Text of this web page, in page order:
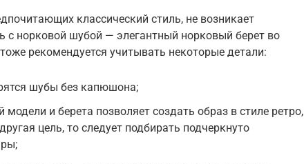
классический стиль, не возникает
норковой шубой — элегантный норковый берет во
рекомендуется учитывать некоторые детали:
шубы без капюшона;
модели и берета позволяет создать образ в стиле ретро,
цель, то следует подбирать подчеркнуто